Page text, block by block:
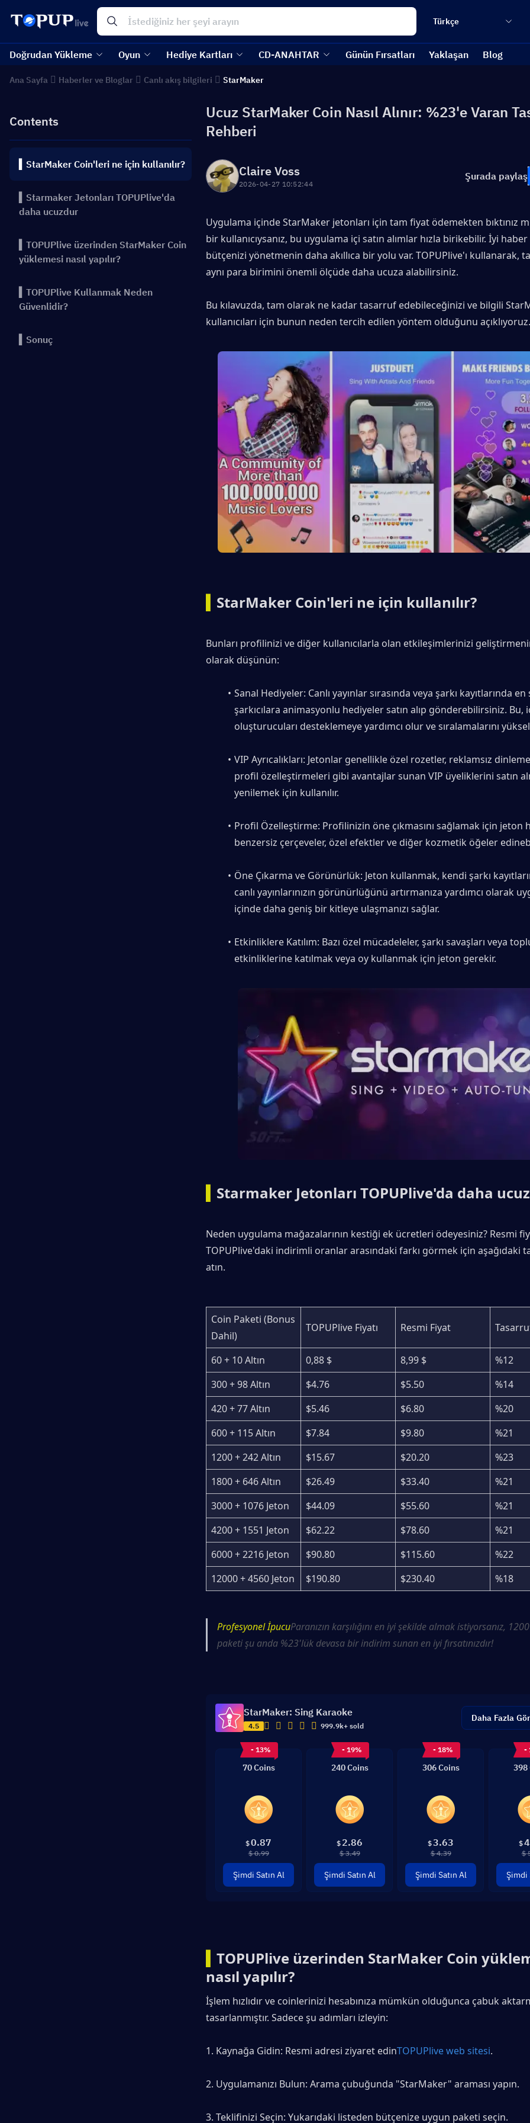
Türkçe
Doğrudan Yükleme Oyun Hediye Kartları CD-ANAHTAR Günün Fırsatları Yaklaşan Blog
Ana Sayfa Haberler ve Bloglar Canlı akış bilgileri StarMaker
Contents
▍StarMaker Coin'leri ne için kullanılır?
▍Starmaker Jetonları TOPUPlive'da
daha ucuzdur
▍TOPUPlive üzerinden StarMaker Coin
yüklemesi nasıl yapılır?
▍TOPUPlive Kullanmak Neden
Güvenlidir?
▍Sonuç
Ucuz StarMaker Coin Nasıl Alınır: %23'e Varan
Rehberi
Claire Voss
2026-04-27 10:52:44
Şurada paylaş
Uygulama içinde StarMaker jetonları için tam fiyat ödemekten bıktınız
bir kullanıcıysanız, bu uygulama içi satın alımlar hızla birikebilir. İyi
bütçenizi yönetmenin daha akıllıca bir yolu var. TOPUPlive'ı kullanarak,
aynı para birimini önemli ölçüde daha ucuza alabilirsiniz.
Bu kılavuzda, tam olarak ne kadar tasarruf edebileceğinizi ve bilgili
kullanıcıları için bunun neden tercih edilen yöntem olduğunu açıklıyoruz.
StarMaker Coin'leri ne için kullanılır?
Bunları profilinizi ve diğer kullanıcılarla olan etkileşimlerinizi
olarak düşünün:
Sanal Hediyeler: Canlı yayınlar sırasında veya şarkı kayıtlarında
şarkıcılara animasyonlu hediyeler satın alıp gönderebilirsiniz. Bu,
oluşturucuları desteklemeye yardımcı olur ve sıralamalarını
VIP Ayrıcalıkları: Jetonlar genellikle özel rozetler, reklamsız
profil özelleştirmeleri gibi avantajlar sunan VIP üyeliklerini satın
yenilemek için kullanılır.
Profil Özelleştirme: Profilinizin öne çıkmasını sağlamak için jeton
benzersiz çerçeveler, özel efektler ve diğer kozmetik öğeler
Öne Çıkarma ve Görünürlük: Jeton kullanmak, kendi şarkı
canlı yayınlarınızın görünürlüğünü artırmanıza yardımcı olarak
içinde daha geniş bir kitleye ulaşmanızı sağlar.
Etkinliklere Katılım: Bazı özel mücadeleler, şarkı savaşları veya
etkinliklerine katılmak veya oy kullanmak için jeton gerekir.
Starmaker Jetonları TOPUPlive'da daha
Neden uygulama mağazalarının kestiği ek ücretleri ödeyesiniz? Resmi
TOPUPlive'daki indirimli oranlar arasındaki farkı görmek için aşağıdaki
atın.
Coin Paketi (Bonus
Dahil)
TOPUPlive Fiyatı Resmi Fiyat
60 + 10 Altın 0,88 $ 8,99 $
%12
300 + 98 Altın
$4.76 $5.50
%14
420 + 77 Altın
$5.46 $6.80
%20
600 + 115 Altın
$7.84 $9.80
%21
1200 + 242 Altın
$15.67 $20.20
%23
1800 + 646 Altın
$26.49 $33.40
%21
3000 + 1076 Jeton
$44.09 $55.60
%21
4200 + 1551 Jeton
$62.22 $78.60
%21
6000 + 2216 Jeton
$90.80 $115.60
%22
12000 + 4560 Jeton
$190.80 $230.40 %18
Profesyonel İpucuParanızın karşılığını en iyi şekilde almak istiyorsanız,
paketi şu anda %23'lük devasa bir indirim sunan en iyi fırsatınızdır!
StarMaker: Sing Karaoke
4.5 999.9k+ sold
Daha Fazla
- 13%
70 Coins
$0.87
$ 0.99
Şimdi Satın Al
- 19%
240 Coins
$ 2.86
$ 3.49
Şimdi Satın Al
- 18%
306 Coins
$3.63
$ 4.39
Şimdi Satın Al
-
398
$
$
Şimdi
TOPUPlive üzerinden StarMaker Coin
nasıl yapılır?
İşlem hızlıdır ve coinlerinizi hesabınıza mümkün olduğunca çabuk
tasarlanmıştır. Sadece şu adımları izleyin:
1. Kaynağa Gidin: Resmi adresi ziyaret edinTOPUPlive web sitesi.
2. Uygulamanızı Bulun: Arama çubuğunda "StarMaker" araması yapın.
3. Teklifinizi Seçin: Yukarıdaki listeden bütçenize uygun paketi seçin.